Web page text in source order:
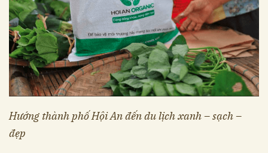
Hướng thành phố Hội An đến du lịch xanh – sạch –
đẹp